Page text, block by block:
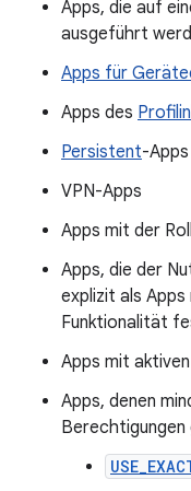
Apps, die auf
ausgeführt
Apps für
Apps des
Persistent-Apps
VPN-Apps
Apps mit der
Apps, die der
explizit als
Funktionalität
Apps mit aktiven
Apps, denen